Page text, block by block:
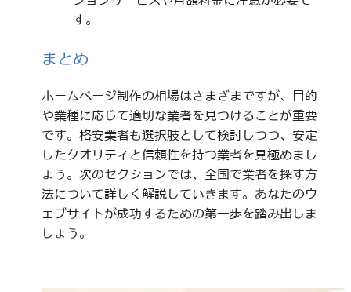
す。
まとめ
ホームページ制作の相場はさまざまですが、目的
や業種に応じて適切な業者を見つけることが重要
です。格安業者も選択肢として検討しつつ、安定
したクオリティと信頼性を持つ業者を見極めまし
ょう。次のセクションでは、全国で業者を探す方
法について詳しく解説していきます。あなたのウ
ェブサイトが成功するための第一歩を踏み出しま
しょう。